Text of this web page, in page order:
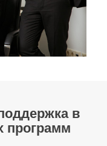
в
программ